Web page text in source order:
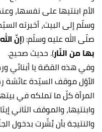
الأم ابنتيها على نفسها،
وسلّم إلى البيت، أخبرته
صلّى الله عليه وسلّم: (إنّ
بها من النّار). حديث صحيح.
وفي هذه القصّة يا أبنائي
الأوّل موقف السيّدة عائشة
المرأة كلّ ما تملكه في
وابنتيها، والموقف الثاني
والنتيجة بأن بُشّرت بدخول